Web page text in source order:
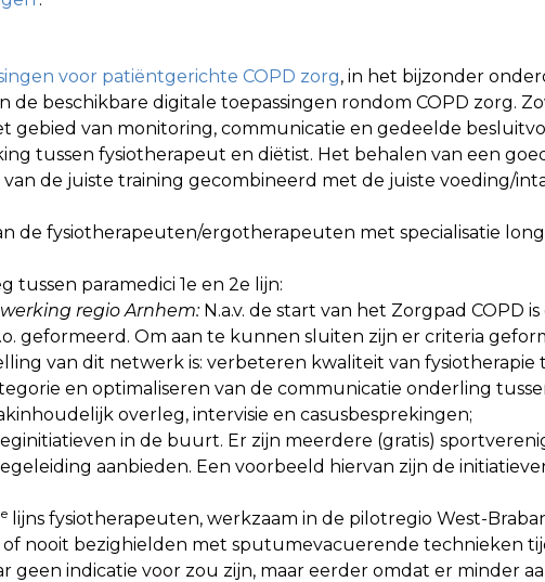
voor patiëntgerichte COPD zorg, in het bijzonder
beschikbare digitale toepassingen rondom COPD zorg.
gebied van monitoring, communicatie en gedeelde
tussen fysiotherapeut en diëtist. Het behalen van een
de juiste training gecombineerd met de juiste voeding/
de fysiotherapeuten/ergotherapeuten met specialisatie
paramedici 1e en 2e lijn:
regio Arnhem:N.a.v. de start van het Zorgpad COPD
geformeerd. Om aan te kunnen sluiten zijn er criteria
van dit netwerk is: verbeteren kwaliteit van fysiotherapie
en optimaliseren van de communicatie onderling
overleg, intervisie en casusbesprekingen;
in de buurt. Er zijn meerdere (gratis)
aanbieden. Een voorbeeld hiervan zijn de
e lijns fysiotherapeuten, werkzaam in de pilotregio West-
nooit bezighielden met sputumevacuerende technieken
geen indicatie voor zou zijn, maar eerder omdat er minder